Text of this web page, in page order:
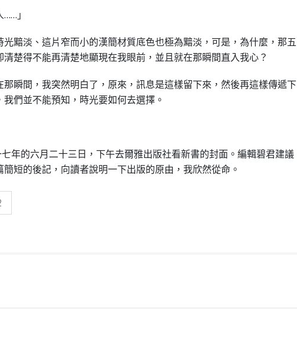
……」
光黯淡、這片窄而小的漢簡材質底色也極為黯淡，可是，為什麼，那五
清楚得不能再清楚地顯現在我眼前，並且就在那瞬間直入我心？
那瞬間，我突然明白了，原來，訊息是這樣留下來，然後再這樣傳遞下
們並不能預知，時光要如何去選擇。
年的六月二十三日，下午去爾雅出版社看新書的封面。編輯碧君建議
簡短的後記，向讀者說明一下出版的原由，我欣然從命。